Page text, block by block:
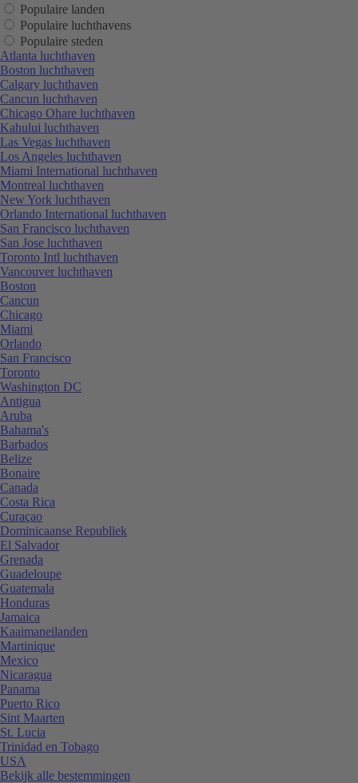
Populaire landen
Populaire luchthavens
Populaire steden
Atlanta luchthaven
Boston luchthaven
Calgary luchthaven
Cancun luchthaven
Chicago Ohare luchthaven
Kahului luchthaven
Las Vegas luchthaven
Los Angeles luchthaven
Miami International luchthaven
Montreal luchthaven
New York luchthaven
Orlando International luchthaven
San Francisco luchthaven
San Jose luchthaven
Toronto Intl luchthaven
Vancouver luchthaven
Boston
Cancun
Chicago
Miami
Orlando
San Francisco
Toronto
Washington DC
Antigua
Aruba
Bahama's
Barbados
Belize
Bonaire
Canada
Costa Rica
Curaçao
Dominicaanse Republiek
El Salvador
Grenada
Guadeloupe
Guatemala
Honduras
Jamaica
Kaaimaneilanden
Martinique
Mexico
Nicaragua
Panama
Puerto Rico
Sint Maarten
St. Lucia
Trinidad en Tobago
USA
Bekijk alle bestemmingen